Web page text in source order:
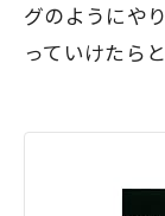
グのようにや
っていけたら